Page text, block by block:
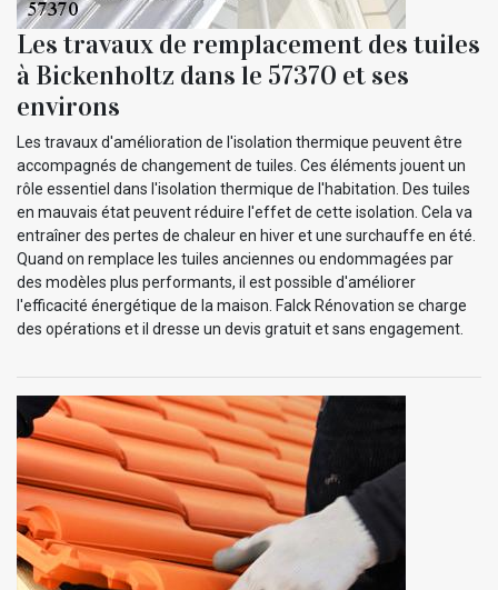
Les travaux de remplacement des tuiles
à Bickenholtz dans le 57370 et ses
environs
Les travaux d'amélioration de l'isolation thermique peuvent être
accompagnés de changement de tuiles. Ces éléments jouent un
rôle essentiel dans l'isolation thermique de l'habitation. Des tuiles
en mauvais état peuvent réduire l'effet de cette isolation. Cela va
entraîner des pertes de chaleur en hiver et une surchauffe en été.
Quand on remplace les tuiles anciennes ou endommagées par
des modèles plus performants, il est possible d'améliorer
l'efficacité énergétique de la maison. Falck Rénovation se charge
des opérations et il dresse un devis gratuit et sans engagement.